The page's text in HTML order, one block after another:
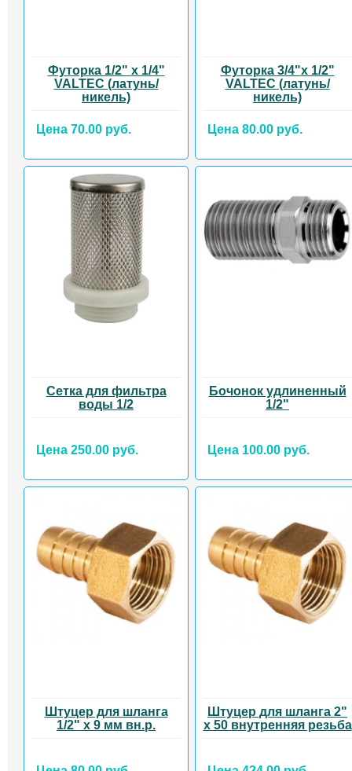
Футорка 1/2" x 1/4"
VALTEC (латунь/
никель)
Цена 70.00 руб.
Футорка 3/4"х 1/2"
VALTEC (латунь/
никель)
Цена 80.00 руб.
Сетка для фильтра
воды 1/2
Цена 250.00 руб.
Бочонок удлиненный
1/2"
Цена 100.00 руб.
Штуцер для шланга
1/2" х 9 мм вн.р.
Штуцер для шланга 2"
х 50 внутренняя резьба